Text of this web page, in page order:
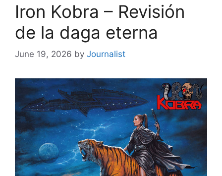
Iron Kobra – Revisión
de la daga eterna
June 19, 2026 by Journalist